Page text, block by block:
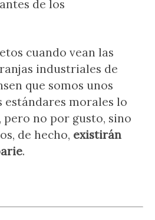
de los
cuando vean las
industriales de
que somos unos
estándares morales lo
pero no por gusto, sino
de hecho, existirán
.